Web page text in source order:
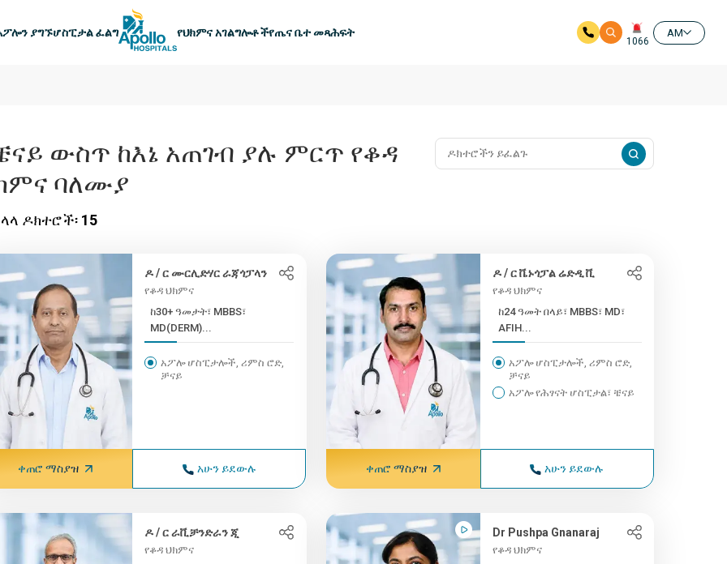
ያግኙሆስፒታል ፈልግ የህክምና አገልግሎቶችየጤና ቤተ መጻሕፍት
1066
AM
ውስጥ ከእኔ አጠገብ ያሉ ምርጥ የቆዳ
ባለሙያ
ዶክተሮች፡ 15
ዶ / ር ሙርሊድሃር ራጃጎፓላን
የቆዳ ህክምና
ከ30+ ዓመታት፣ MBBS፣
MD(DERM)...
አፖሎ ሆስፒታሎች, ሪምስ ሮድ,
ቻናይ
ቀጠሮ ማስያዝ አሁን ይደውሉ
ዶ / ር ቬኑጎፓል ሬድዲ ቪ
የቆዳ ህክምና
ከ24 ዓመት በላይ፣ MBBS፣ MD፣
AFIH...
አፖሎ ሆስፒታሎች, ሪምስ ሮድ,
ቻናይ
አፖሎ የሕፃናት ሆስፒታል፣ ቼናይ
ቀጠሮ ማስያዝ አሁን ይደውሉ
ዶ / ር ራቪቻንድራን ጂ
የቆዳ ህክምና
Dr Pushpa Gnanaraj
የቆዳ ህክምና